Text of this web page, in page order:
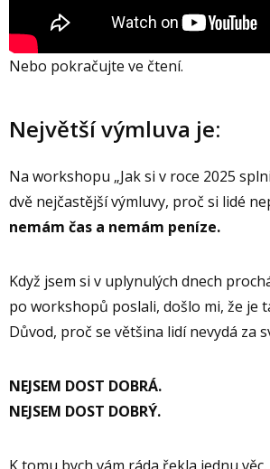
Nebo pokračujte ve čtení.
Největší výmluva je:
Na workshopu „Jak si v roce 2025
dvě nejčastější výmluvy, proč si lidé
nemám čas a nemám peníze.
Když jsem si v uplynulých dnech
po workshopů poslali, došlo mi, že je
Důvod, proč se většina lidí nevydá za
NEJSEM DOST DOBRÁ.
NEJSEM DOST DOBRÝ.